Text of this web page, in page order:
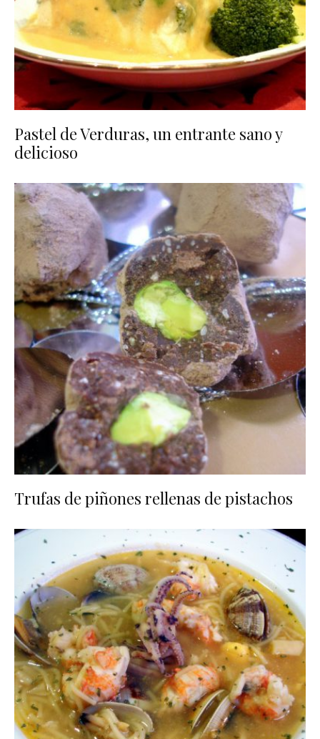
Pastel de Verduras, un entrante sano y
delicioso
Trufas de piñones rellenas de pistachos